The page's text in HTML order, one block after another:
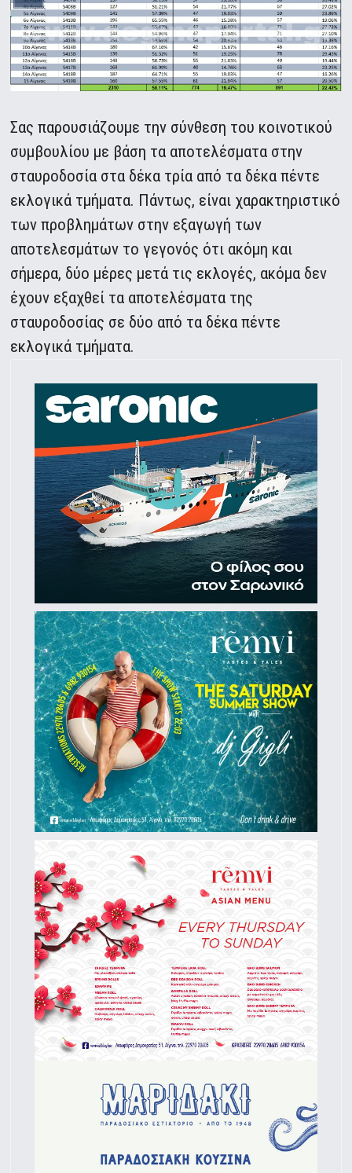
Σας παρουσιάζουμε την σύνθεση του κοινοτικού
συμβουλίου με βάση τα αποτελέσματα στην
σταυροδοσία στα δέκα τρία από τα δέκα πέντε
εκλογικά τμήματα. Πάντως, είναι χαρακτηριστικό
των προβλημάτων στην εξαγωγή των
αποτελεσμάτων το γεγονός ότι ακόμη και
σήμερα, δύο μέρες μετά τις εκλογές, ακόμα δεν
έχουν εξαχθεί τα αποτελέσματα της
σταυροδοσίας σε δύο από τα δέκα πέντε
εκλογικά τμήματα.